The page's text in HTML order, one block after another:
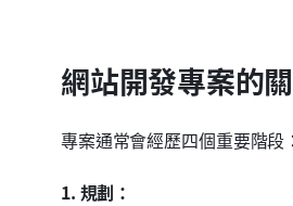
網站開發專案的
專案通常會經歷四個重要階段：
1. 規劃：